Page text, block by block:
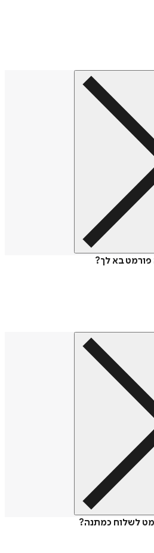
פורמט בא לך?
לשלוח כמתנה?